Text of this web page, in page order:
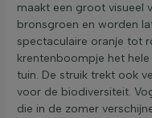
maakt een groot visueel
bronsgroen en worden
spectaculaire oranje tot
krentenboompje het
tuin. De struik trekt ook
voor de biodiversiteit.
die in de zomer